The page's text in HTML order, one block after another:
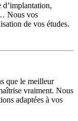
d’implantation,
Nous vos
de vos études.
que le meilleur
vraiment. Nous
adaptées à vos